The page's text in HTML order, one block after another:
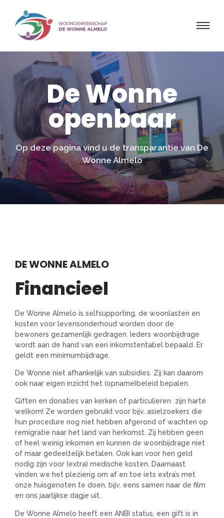
De Wonne
openbaar
Op deze pagina vind u de transparantie van De
Wonne Almelo
DE WONNE ALMELO
Financieel
De Wonne Almelo is selfsupporting, de woonlasten en
kosten voor levensonderhoud worden door de
bewoners gezamenlijk gedragen. Ieders woonbijdrage
wordt aan de hand van een inkomstentabel bepaald. Er
geldt een minimumbijdrage.
De Wonne niet afhankelijk van subsidies. Zij kan daarom
ook naar eigen inzicht het (opname)beleid bepalen.
Giften en donaties van kerken of particulieren zijn harte
welkom! Ze worden gebruikt voor bijv. asielzoekers die
hun procedure nog niet hebben afgerond of wachten op
remigratie naar het land van herkomst. Zij hebben geen
of heel weinig inkomen en kunnen de woonbijdrage niet
of maar gedeeltelijk betalen. Ook kan voor hen geld
nodig zijn voor (extra) medische kosten. Daarnaast
vinden we het plezierig om af en toe iets extra’s met
onze huisgenoten te doen, bijv. eens samen naar de film
en ons jaarlijkse dagje uit.
De Wonne Almelo heeft een ANBI status, een gift is in